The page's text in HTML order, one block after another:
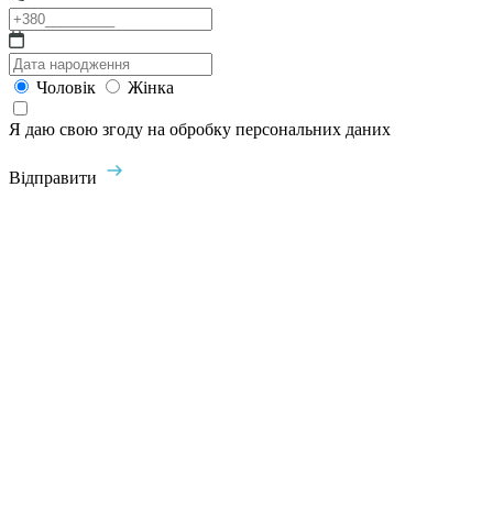
Чоловік Жінка
Я даю свою згоду на обробку персональних даних
Відправити